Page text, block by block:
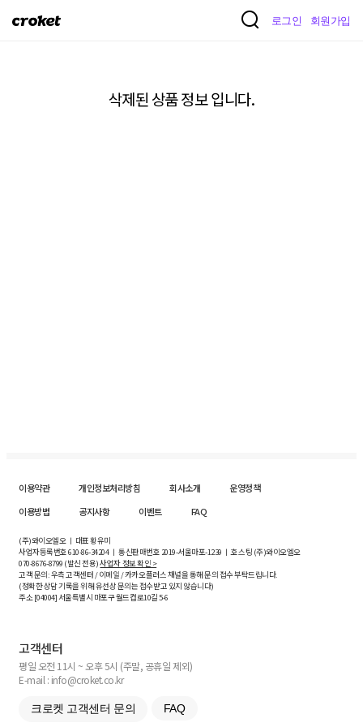
크
로그인 회원가입
삭제된 상품 정보 입니다.
이용약관 개인정보처리방침 회사소개
운영정책
이용방법
공지사항 이벤트 FAQ
(주)와이오엘오 ㅣ 대표 황유미
사업자등록번호610-86-34204ㅣ 통신판매번호 2019-서울마포-1239 ㅣ 호스팅 (주)와이오엘오
070-8676-8799 (발신 전용)사업자 정보 확인 >
고객 문의: 우측 고객센터 / 이메일 / 카카오플러스 채널을 통해 문의 접수 부탁드립니다.
(정확한 상담 기록을 위해 유선상 문의는 접수받고 있지 않습니다)
주소 [04004] 서울특별시 마포구 월드컵로10길5-6
고객센터
평일 오전 11시 ~ 오후 5시 (주말, 공휴일 제외)
E-mail : info@croket.co.kr
크로켓 고객센터 문의 FAQ